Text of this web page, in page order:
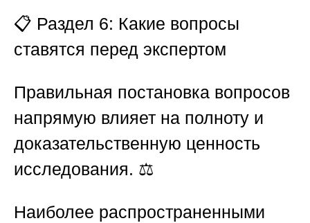
📋 Раздел 6: Какие вопросы
ставятся перед экспертом
Правильная постановка вопросов
напрямую влияет на полноту и
доказательственную ценность
исследования. ⚖️
Наиболее распространенными